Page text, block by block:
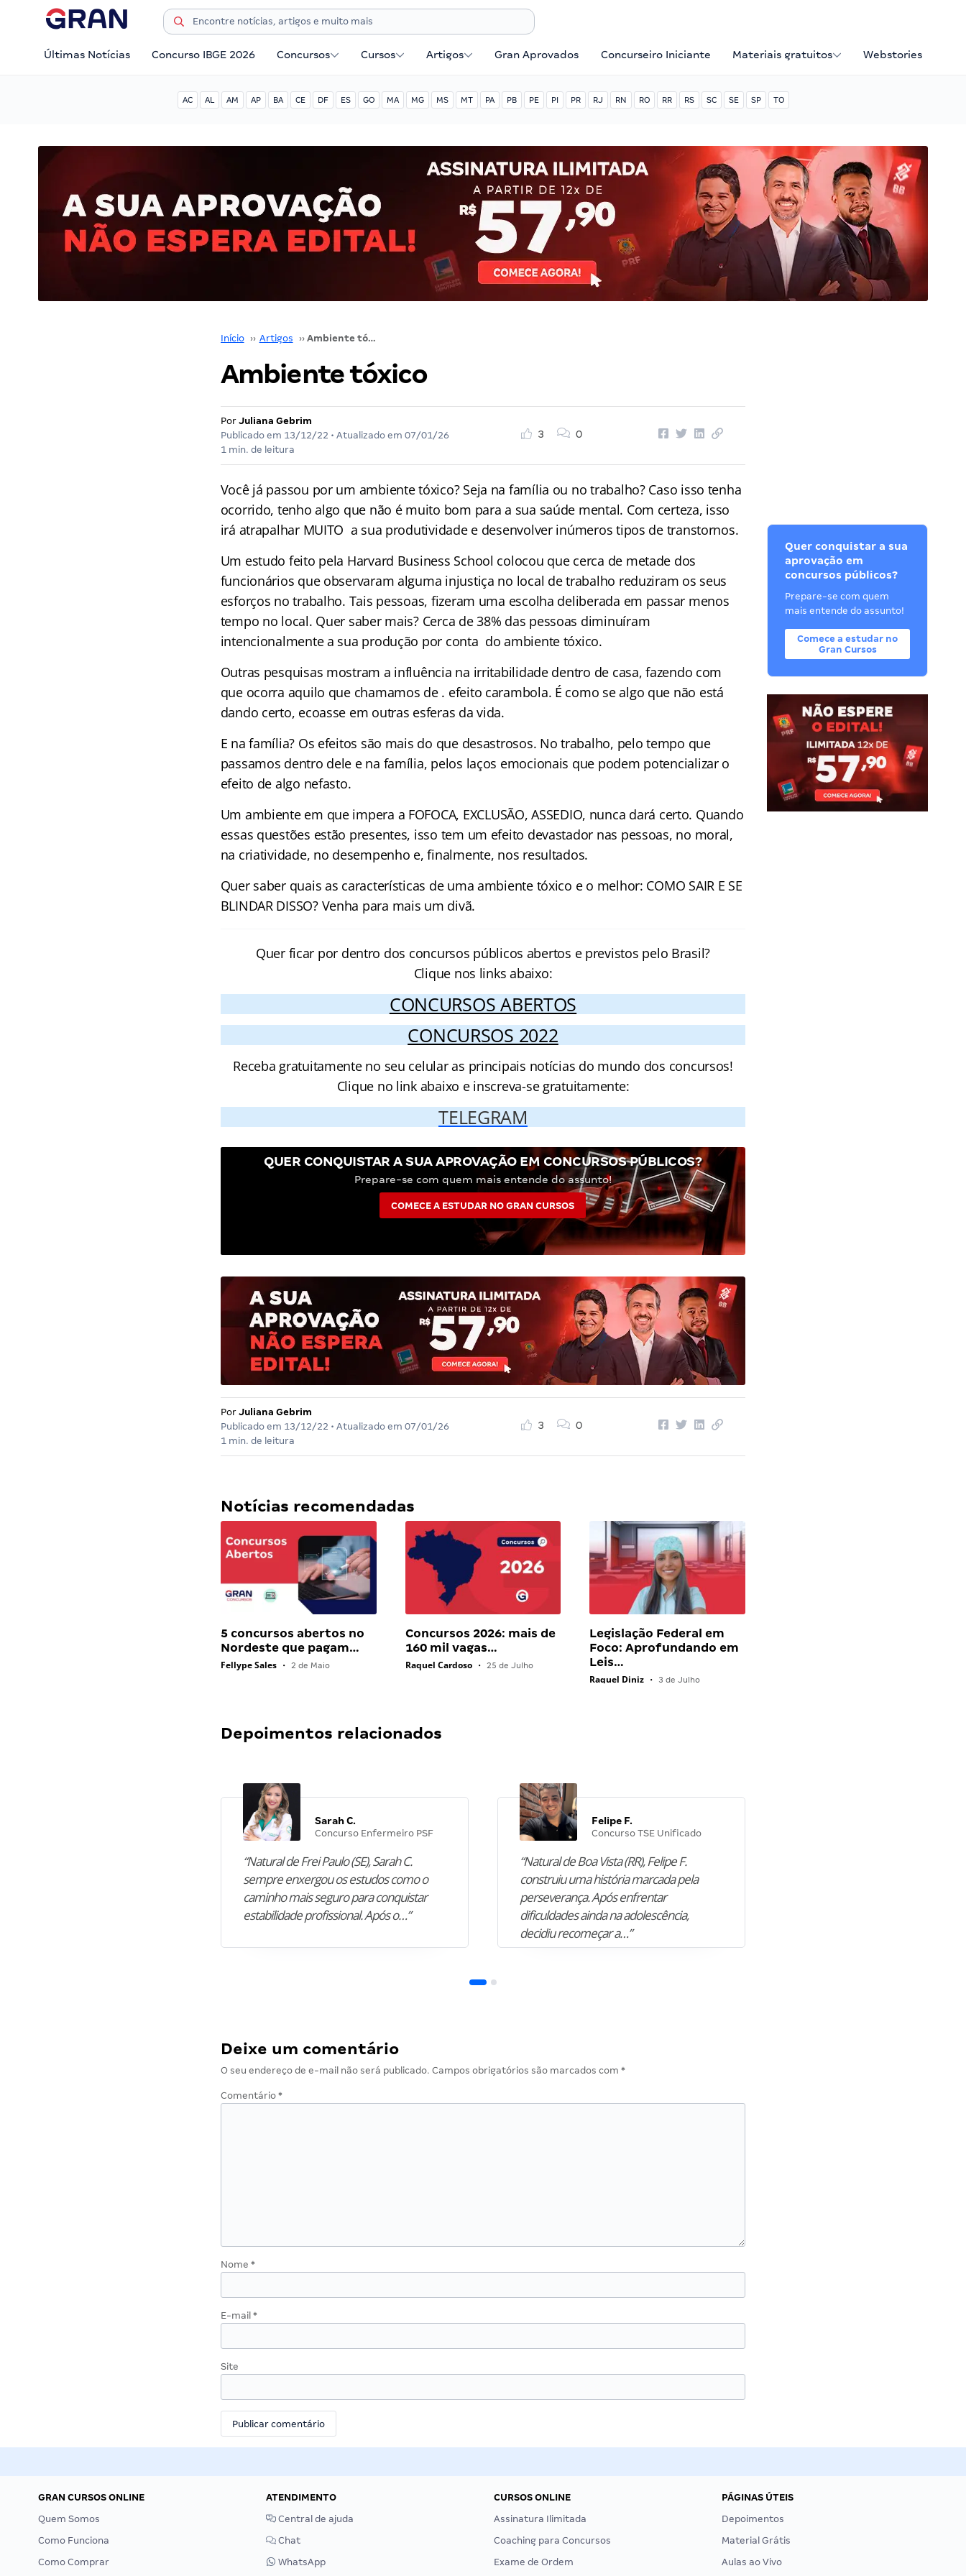
Últimas Notícias Concurso IBGE 2026 Concursos Cursos Artigos Gran Aprovados Concurseiro Iniciante Materiais gratuitos Webstories
AC AL AM AP BA CE DF ES GO MA MG MS MT PA PB PE PI PR RJ RN RO RR RS SC SE SP TO
Início ›› Artigos ›› Ambiente tóxico
Ambiente tóxico
Por Juliana Gebrim
Publicado em 13/12/22 • Atualizado em 07/01/26
1 min. de leitura
3 0
Você já passou por um ambiente tóxico? Seja na família ou no trabalho? Caso isso tenha
ocorrido, tenho algo que não é muito bom para a sua saúde mental. Com certeza, isso
irá atrapalhar MUITO a sua produtividade e desenvolver inúmeros tipos de transtornos.
Um estudo feito pela Harvard Business School colocou que cerca de metade dos
funcionários que observaram alguma injustiça no local de trabalho reduziram os seus
esforços no trabalho. Tais pessoas, fizeram uma escolha deliberada em passar menos
tempo no local. Quer saber mais? Cerca de 38% das pessoas diminuíram
intencionalmente a sua produção por conta do ambiente tóxico.
Outras pesquisas mostram a influência na irritabilidade dentro de casa, fazendo com
que ocorra aquilo que chamamos de . efeito carambola. É como se algo que não está
dando certo, ecoasse em outras esferas da vida.
E na família? Os efeitos são mais do que desastrosos. No trabalho, pelo tempo que
passamos dentro dele e na família, pelos laços emocionais que podem potencializar o
efeito de algo nefasto.
Um ambiente em que impera a FOFOCA, EXCLUSÃO, ASSEDIO, nunca dará certo. Quando
essas questões estão presentes, isso tem um efeito devastador nas pessoas, no moral,
na criatividade, no desempenho e, finalmente, nos resultados.
Quer saber quais as características de uma ambiente tóxico e o melhor: COMO SAIR E SE
BLINDAR DISSO? Venha para mais um divã.
Quer ficar por dentro dos concursos públicos abertos e previstos pelo Brasil?
Clique nos links abaixo:
CONCURSOS ABERTOS
CONCURSOS 2022
Receba gratuitamente no seu celular as principais notícias do mundo dos concursos!
Clique no link abaixo e inscreva-se gratuitamente:
TELEGRAM
QUER CONQUISTAR A SUA APROVAÇÃO EM CONCURSOS PÚBLICOS?
Prepare-se com quem mais entende do assunto!
COMECE A ESTUDAR NO GRAN CURSOS
Por Juliana Gebrim
Publicado em 13/12/22 • Atualizado em 07/01/26
1 min. de leitura
3 0
Notícias recomendadas
5 concursos abertos no
Nordeste que pagam…
Fellype Sales • 2 de Maio
Concursos 2026: mais de
160 mil vagas…
Raquel Cardoso • 25 de Julho
Legislação Federal em
Foco: Aprofundando em
Leis…
Raquel Diniz • 3 de Julho
Depoimentos relacionados
Sarah C.
Concurso Enfermeiro PSF
“Natural de Frei Paulo (SE), Sarah C.
sempre enxergou os estudos como o
caminho mais seguro para conquistar
estabilidade profissional. Após o…”
Felipe F.
Concurso TSE Unificado
“Natural de Boa Vista (RR), Felipe F.
construiu uma história marcada pela
perseverança. Após enfrentar
dificuldades ainda na adolescência,
decidiu recomeçar a…”
Deixe um comentário
O seu endereço de e-mail não será publicado. Campos obrigatórios são marcados com *
Comentário *
Nome *
E-mail *
Site
Quer conquistar a sua
aprovação em
concursos públicos?
Prepare-se com quem
mais entende do assunto!
Comece a estudar no
Gran Cursos
GRAN CURSOS ONLINE
Quem Somos
Como Funciona
Como Comprar
ATENDIMENTO
Central de ajuda
Chat
WhatsApp
CURSOS ONLINE
Assinatura Ilimitada
Coaching para Concursos
Exame de Ordem
PÁGINAS ÚTEIS
Depoimentos
Material Grátis
Aulas ao Vivo